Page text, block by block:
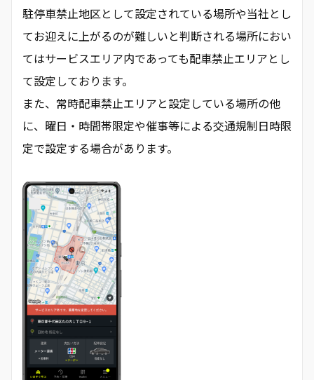
駐停車禁止地区として設定されている場所や当社とし
てお迎えに上がるのが難しいと判断される場所におい
てはサービスエリア内であっても配車禁止エリアとし
て設定しております。
また、常時配車禁止エリアと設定している場所の他
に、曜日・時間帯限定や催事等による交通規制日時限
定で設定する場合があります。